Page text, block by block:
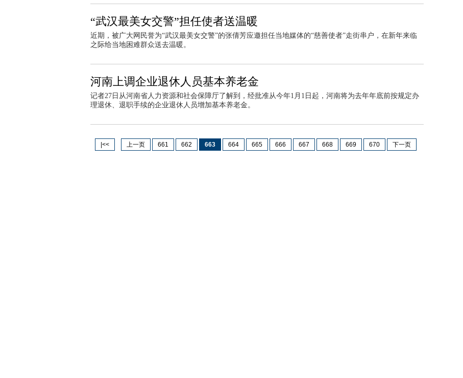
“武汉最美女交警”担任使者送温暖
近期，被广大网民誉为“武汉最美女交警”的张倩芳应邀担任当地媒体的“慈善使者”走街串户，在新年来临
之际给当地困难群众送去温暖。
河南上调企业退休人员基本养老金
记者27日从河南省人力资源和社会保障厅了解到，经批准从今年1月1日起，河南将为去年年底前按规定办
理退休、退职手续的企业退休人员增加基本养老金。
|<< 上一页 661 662 663 664 665 666 667 668 669 670 下一页